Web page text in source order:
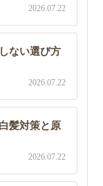
2026.07.22
ない選び方
2026.07.22
髪対策と原
2026.07.22